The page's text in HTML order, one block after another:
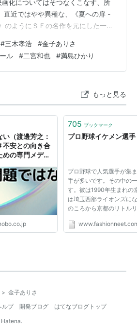
化についてはそつなくこなす、所
直近ではやや異種な、《夏への扉 -
のようにＳＦの名作を元にした一本
に少し捻った関係性を描くのは
年)》以来と久方ではなからろう
キラとあきら》も、男女の恋愛もの
駄作の振れ幅が激しい側面もこれ
、やや不作…
#三木孝浩 #金子ありさ
ル #二宮和也 #満島ひかり
もっと見る
（渡邊芳之：
不安との向き合
の専門メディ
705 ブックマーク
プロ野球イケメン選
プロ野球で人気選手が集
手が多いです。その中の
す。彼は1990年生まれの
は埼玉西部ライオンズに
のころから京都のリトル
おり、大学時代に関西学
て選ばれているほど活躍
> 金子ありさ
ルプ 開発ブログ
はてなブログトップ
Hatena.